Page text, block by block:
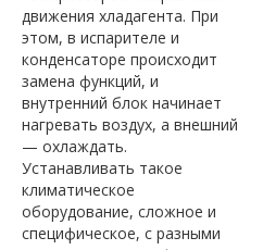
движения хладагента. При
этом, в испарителе и
конденсаторе происходит
замена функций, и
внутренний блок начинает
нагревать воздух, а внешний
— охлаждать.
Устанавливать такое
климатическое
оборудование, сложное и
специфическое, с разными